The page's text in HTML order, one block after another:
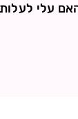
עלי